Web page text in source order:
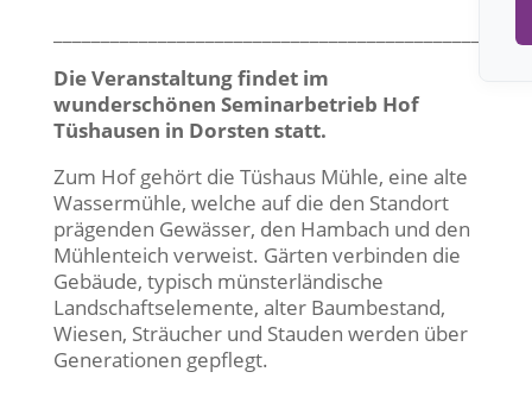
Die Veranstaltung findet im
wunderschönen Seminarbetrieb Hof
Tüshausen in Dorsten statt.
Zum Hof gehört die Tüshaus Mühle, eine alte
Wassermühle, welche auf die den Standort
prägenden Gewässer, den Hambach und den
Mühlenteich verweist. Gärten verbinden die
Gebäude, typisch münsterländische
Landschaftselemente, alter Baumbestand,
Wiesen, Sträucher und Stauden werden über
Generationen gepflegt.